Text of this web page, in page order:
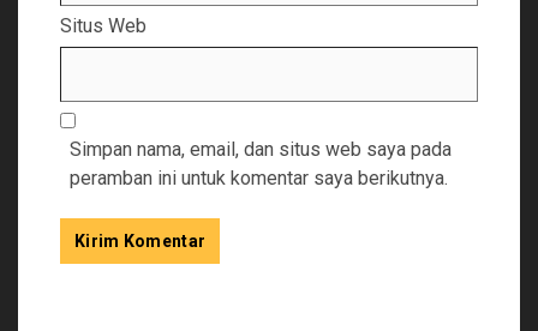
Situs Web
Simpan nama, email, dan situs web saya pada
peramban ini untuk komentar saya berikutnya.